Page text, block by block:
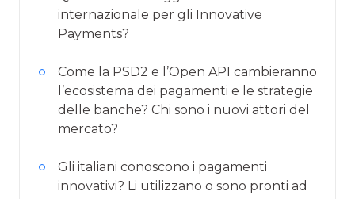
internazionale per gli Innovative
Payments?
Come la PSD2 e l’Open API cambieranno
l’ecosistema dei pagamenti e le strategie
delle banche? Chi sono i nuovi attori del
mercato?
Gli italiani conoscono i pagamenti
innovativi? Li utilizzano o sono pronti ad